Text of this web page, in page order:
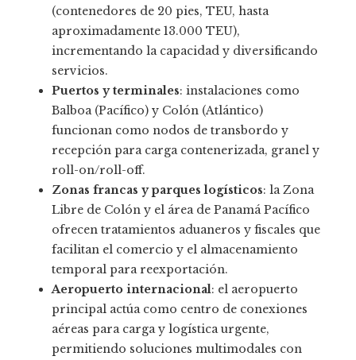
(contenedores de 20 pies, TEU, hasta
aproximadamente 13.000 TEU),
incrementando la capacidad y diversificando
servicios.
Puertos y terminales: instalaciones como
Balboa (Pacífico) y Colón (Atlántico)
funcionan como nodos de transbordo y
recepción para carga contenerizada, granel y
roll-on/roll-off.
Zonas francas y parques logísticos: la Zona
Libre de Colón y el área de Panamá Pacífico
ofrecen tratamientos aduaneros y fiscales que
facilitan el comercio y el almacenamiento
temporal para reexportación.
Aeropuerto internacional: el aeropuerto
principal actúa como centro de conexiones
aéreas para carga y logística urgente,
permitiendo soluciones multimodales con